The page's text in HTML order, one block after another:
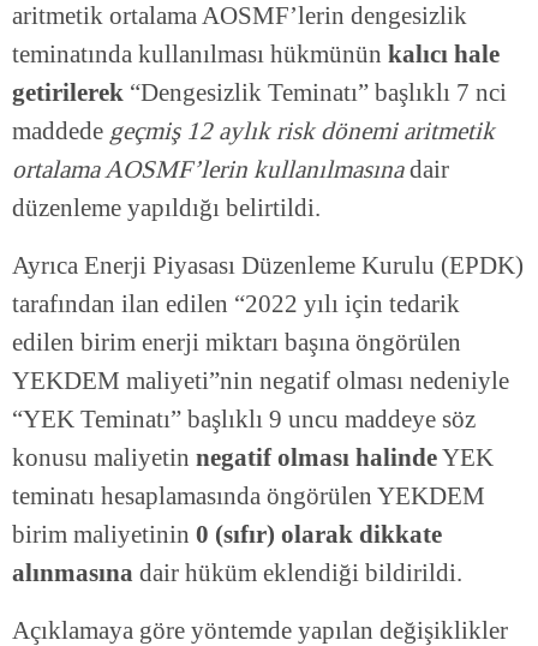
aritmetik ortalama AOSMF’lerin dengesizlik
teminatında kullanılması hükmünün kalıcı hale
getirilerek “Dengesizlik Teminatı” başlıklı 7 nci
maddede geçmiş 12 aylık risk dönemi aritmetik
ortalama AOSMF’lerin kullanılmasınadair
düzenleme yapıldığı belirtildi.
Ayrıca Enerji Piyasası Düzenleme Kurulu (EPDK)
tarafından ilan edilen “2022 yılı için tedarik
edilen birim enerji miktarı başına öngörülen
YEKDEM maliyeti”nin negatif olması nedeniyle
“YEK Teminatı” başlıklı 9 uncu maddeye söz
konusu maliyetin negatif olması halindeYEK
teminatı hesaplamasında öngörülen YEKDEM
birim maliyetinin 0 (sıfır) olarak dikkate
alınmasına dair hüküm eklendiği bildirildi.
Açıklamaya göre yöntemde yapılan değişiklikler